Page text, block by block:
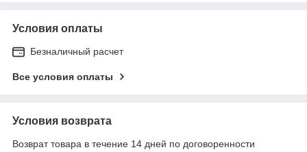
Условия оплаты
Безналичный расчет
Все условия оплаты
Условия возврата
Возврат товара в течение 14 дней по договоренности